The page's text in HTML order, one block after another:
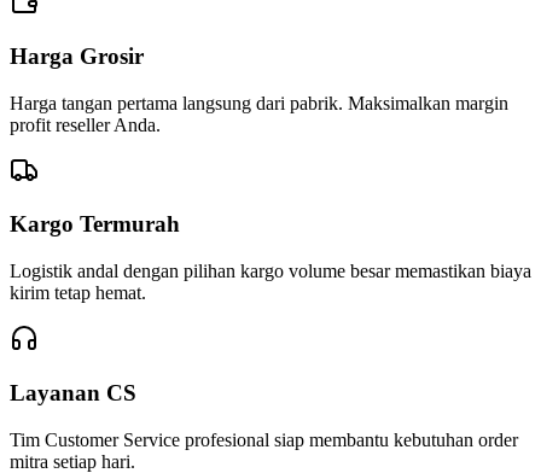
Harga Grosir
Harga tangan pertama langsung dari pabrik. Maksimalkan margin
profit reseller Anda.
Kargo Termurah
Logistik andal dengan pilihan kargo volume besar memastikan biaya
kirim tetap hemat.
Layanan CS
Tim Customer Service profesional siap membantu kebutuhan order
mitra setiap hari.